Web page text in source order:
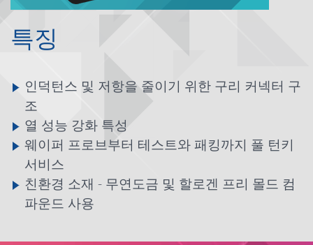
특징
인덕턴스 및 저항을 줄이기 위한 구리 커넥터 구
조
열 성능 강화 특성
웨이퍼 프로브부터 테스트와 패킹까지 풀 턴키
서비스
친환경 소재 - 무연도금 및 할로겐 프리 몰드 컴
파운드 사용